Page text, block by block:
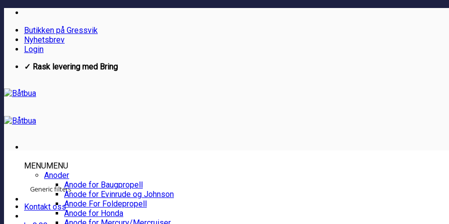
Skip
contentButikken på Gressvik
Nyhetsbrev
Login
✓ Rask levering med Bring
Generic filters
Kontakt oss
MENUMENU
Anoder
Anode for Baugpropell
Anode for Evinrude og Johnson
Anode For Foldepropell
Anode for Honda